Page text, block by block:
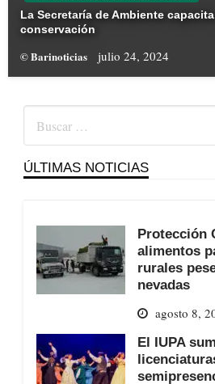
La Secretaría de Ambiente
conservación
© Barinoticias julio 24, 2024
ÚLTIMAS NOTICIAS
Protección
alimentos
rurales
nevadas
agosto 8,
El IUPA